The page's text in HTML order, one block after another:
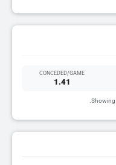
CONCEDED/GAME
1.41